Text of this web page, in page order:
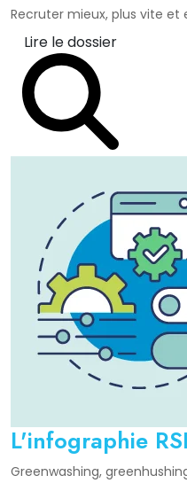
Recruter mieux, plus vite
Lire le dossier
L'infographie
Greenwashing,